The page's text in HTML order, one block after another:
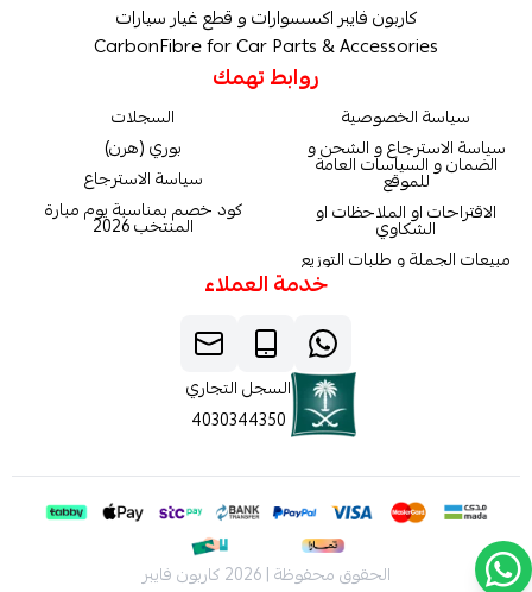
كاربون فايبر اكسسوارات و قطع غيار سيارات
CarbonFibre for Car Parts & Accessories
روابط تهمك
سياسة الخصوصية
سياسة الاسترجاع و الشحن و
الضمان و السياسات العامة
للموقع
الاقتراحات او الملاحظات او
الشكاوي
مبيعات الجملة و طلبات التوزيع
السجلات
بوري (هرن)
سياسة الاسترجاع
كود خصم بمناسبة يوم مبارة
المنتخب 2026
خدمة العملاء
السجل التجاري
4030344350
الحقوق محفوظة | 2026 كاربون فايبر